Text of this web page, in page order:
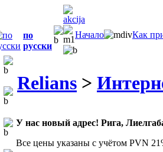
по
русски
Начало Как
Relians >
У нас новый адрес! Рига,
Все цены указаны с учётом PVN